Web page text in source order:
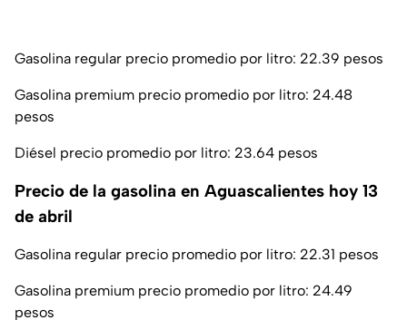
Gasolina regular precio promedio por litro: 22.39 pesos
Gasolina premium precio promedio por litro: 24.48
pesos
Diésel precio promedio por litro: 23.64 pesos
Precio de la gasolina en Aguascalientes hoy 13
de abril
Gasolina regular precio promedio por litro: 22.31 pesos
Gasolina premium precio promedio por litro: 24.49
pesos